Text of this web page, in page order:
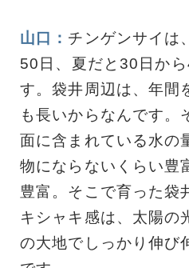
山口： チンゲンサイは
50日、夏だと30日か
す。袋井周辺は、年間
も長いからなんです。
面に含まれている水の
物にならないくらい豊
豊富。そこで育った袋
キシャキ感は、太陽の
の大地でしっかり伸び